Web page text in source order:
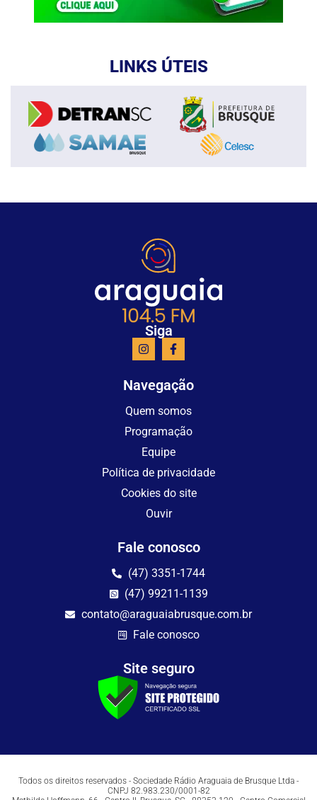
LINKS ÚTEIS
Siga
Navegação
Quem somos
Programação
Equipe
Política de privacidade
Cookies do site
Ouvir
Fale conosco
(47) 3351-1744
(47) 99211-1139
contato@araguaiabrusque.com.br
Fale conosco
Site seguro
Todos os direitos reservados - Sociedade Rádio Araguaia de Brusque Ltda -
CNPJ 82.983.230/0001-82